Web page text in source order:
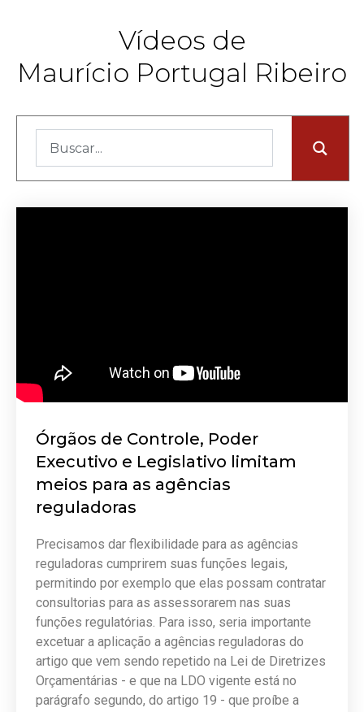
Vídeos de
Maurício Portugal Ribeiro
Órgãos de Controle, Poder
Executivo e Legislativo limitam
meios para as agências
reguladoras
Precisamos dar flexibilidade para as agências
reguladoras cumprirem suas funções legais,
permitindo por exemplo que elas possam contratar
consultorias para as assessorarem nas suas
funções regulatórias. Para isso, seria importante
excetuar a aplicação a agências reguladoras do
artigo que vem sendo repetido na Lei de Diretrizes
Orçamentárias - e que na LDO vigente está no
parágrafo segundo, do artigo 19 - que proíbe a